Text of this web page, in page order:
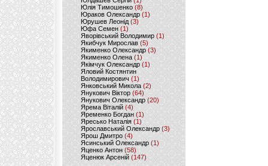
Юлія Тимошенко (8)
Юраков Олександр (1)
Юрушев Леонід (3)
Юфа Семен (1)
Яворівський Володимир (1)
Якибчук Мирослав (5)
Якименко Олександр (3)
Якименко Олена(1)
Якімчук Олександр (1)
Яловий Костянтин
Володимирович (1)
Янковський Микола(2)
Янукович Віктор (64)
Янукович Олександр(20)
Ярема Віталій(4)
Яременко Богдан(1)
Яресько Наталія(1)
Ярославський Олександр (3)
Ярош Дмитро (4)
Ясинський Олександр (1)
Яценко Антон(58)
Яценюк Арсеній (147)